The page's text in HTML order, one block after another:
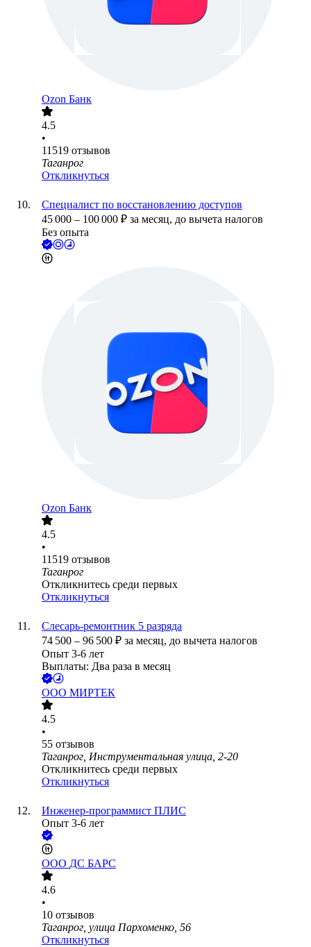
Ozon Банк
4.5
•
11519 отзывов
Таганрог
Откликнуться
Специалист по восстановлению доступов
45 000 – 100 000 ₽ за месяц, до вычета налогов
Без опыта
Ozon Банк
4.5
•
11519 отзывов
Таганрог
Откликнитесь среди первых
Откликнуться
Слесарь-ремонтник 5 разряда
74 500 – 96 500 ₽ за месяц, до вычета налогов
Опыт 3-6 лет
Выплаты: Два раза в месяц
ООО МИРТЕК
4.5
•
55 отзывов
Таганрог, Инструментальная улица, 2-20
Откликнитесь среди первых
Откликнуться
Инженер-программист ПЛИС
Опыт 3-6 лет
ООО ДС БАРС
4.6
•
10 отзывов
Таганрог, улица Пархоменко, 56
Откликнуться